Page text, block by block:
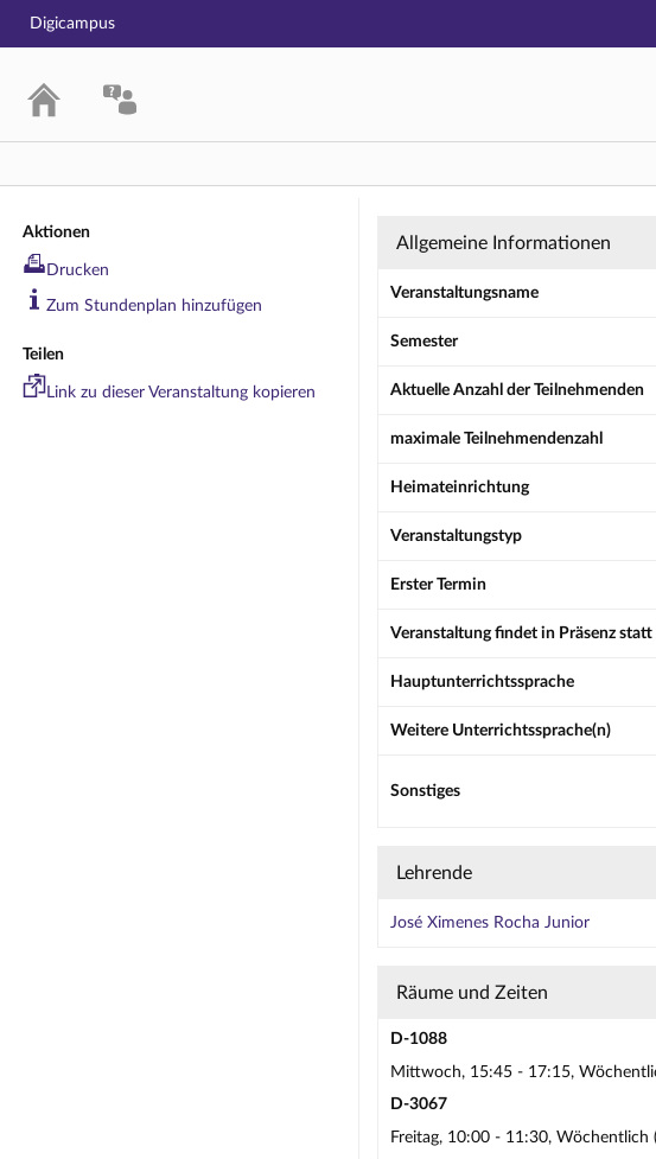
Digicampus
Aktionen
Drucken
Zum Stundenplan hinzufügen
Teilen
Link zu dieser Veranstaltung kopieren
Übung: Português 1 /
Allgemeine Informationen
Veranstaltungsname
Semester
Aktuelle Anzahl der Teilnehmenden
maximale Teilnehmendenzahl
Heimateinrichtung
Veranstaltungstyp
Erster Termin
Veranstaltung findet in Präsenz
Hauptunterrichtssprache
Weitere Unterrichtssprache(n)
Sonstiges
Lehrende
José Ximenes Rocha Junior
Räume und Zeiten
D-1088
Mittwoch, 15:45 - 17:15,
D-3067
Freitag, 10:00 - 11:30, Wöchentlich